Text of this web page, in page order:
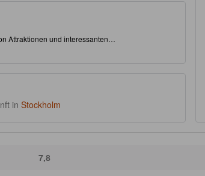
Attraktionen und interessanten
um die Qualität und Freude Ihres
in Stockholm
7,8